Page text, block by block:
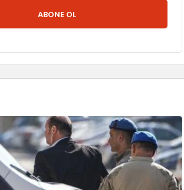
ABONE OL